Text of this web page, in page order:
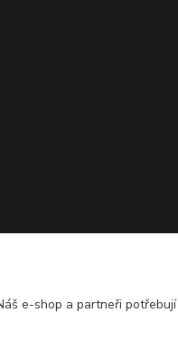
e-shop a partneři potřebují